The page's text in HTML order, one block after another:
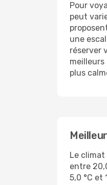
Pour
peut
une
réserver
plus
Le
entre
5,0 °C et